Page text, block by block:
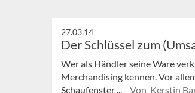
27.03.14
Der Schlüssel zum
Wer als Händler seine Ware
Merchandising kennen. Vor
Schaufenster ...
Von Kerstin